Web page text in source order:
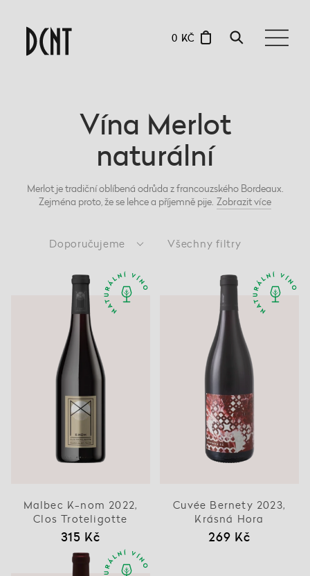
0 KČ
Vína Merlot
naturální
Merlot je tradiční oblíbená odrůda z francouzského Bordeaux.
Zejména proto, že se lehce a příjemně pije. Zobrazitvíce
Doporučujeme Všechny filtry
Malbec K-nom 2022,
Clos Troteligotte
315 Kč
Cuvée Bernety 2023,
Krásná Hora
269 Kč